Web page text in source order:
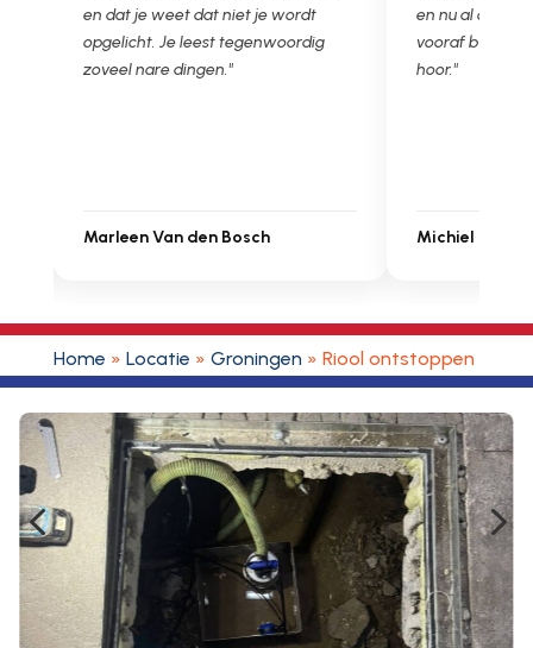
en nu al opgelost voor een vast en
vooraf besproken tarief. Lekker
hoor."
Michiel Uitdenbongerd
met een
je niet zo goed
Ontstoppen.nl
Sarah Touat
Home » Locatie » Groningen » Riool ontstoppen
4 5